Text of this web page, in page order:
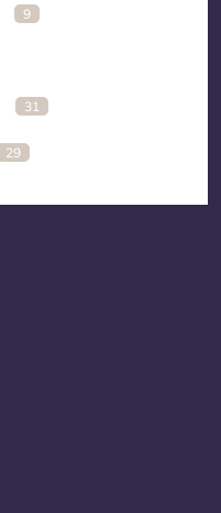
9
31
29